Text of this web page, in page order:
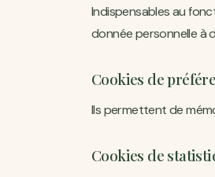
Indispensables au
donnée personnelle à
Cookies de
Ils permettent de
Cookies de